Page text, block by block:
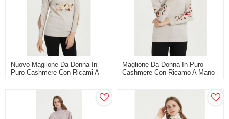
Nuovo Maglione Da Donna In
Puro Cashmere Con Ricami A
Maglione Da Donna In Puro
Cashmere Con Ricamo A Mano